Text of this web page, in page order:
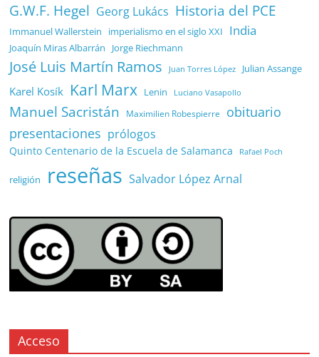
G.W.F. Hegel Georg Lukács Historia del PCE
Immanuel Wallerstein imperialismo en el siglo XXI India
Joaquín Miras Albarrán Jorge Riechmann
José Luis Martín Ramos Juan Torres López Julian Assange
Karel Kosík Karl Marx Lenin Luciano Vasapollo
Manuel Sacristán Maximilien Robespierre
obituario
presentaciones prólogos
Quinto Centenario de la Escuela de Salamanca Rafael Poch
religión reseñas Salvador López Arnal
Acceso